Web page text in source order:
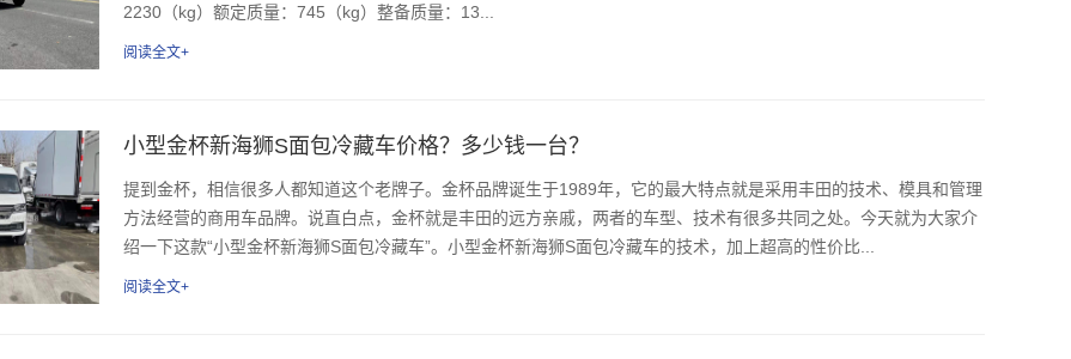
2230（kg）额定质量：745（kg）整备质量：13...
阅读全文+
小型金杯新海狮S面包冷藏车价格？多少钱一台？
提到金杯，相信很多人都知道这个老牌子。金杯品牌诞生于1989年，它的最大特点就是采用丰田的技术、模具和管理
方法经营的商用车品牌。说直白点，金杯就是丰田的远方亲戚，两者的车型、技术有很多共同之处。今天就为大家介
绍一下这款“小型金杯新海狮S面包冷藏车”。小型金杯新海狮S面包冷藏车的技术，加上超高的性价比...
阅读全文+